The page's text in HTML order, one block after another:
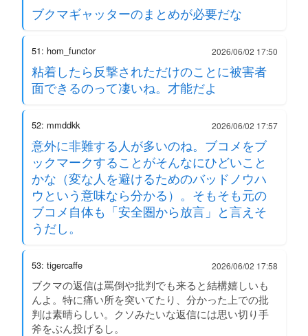
ブクマギャッターのまとめが必要だな
51: hom_functor 2026/06/02 17:50
粘着したら反撃されただけのことに被害者
面できるのって凄いね。才能だよ
52: mmddkk 2026/06/02 17:57
意外に非難する人が多いのね。ブコメをブ
ックマークすることがそんなにひどいこと
かな（変な人を避けるためのバッドノウハ
ウという意味なら分かる）。そもそも元の
ブコメ自体も「安全圏から放言」と言えそ
うだし。
53: tigercaffe 2026/06/02 17:58
ブクマの返信は罵倒や批判でも来ると結構嬉しいも
んよ。特に痛い所を突いてたり、分かった上での批
判は素晴らしい。クソみたいな返信には思い切り手
斧をぶん投げるし。